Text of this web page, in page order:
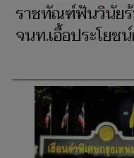
ราชทัณฑ์ฟันวินัยร้
จนท.เอื้อประโยช